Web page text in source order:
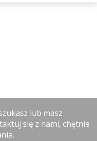
lub masz
się z nami, chętnie